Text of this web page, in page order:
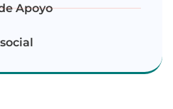
Apoyo